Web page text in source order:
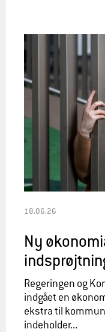
18.06.26
Ny
Regeringen og
indgået en
ekstra til
indeholder...